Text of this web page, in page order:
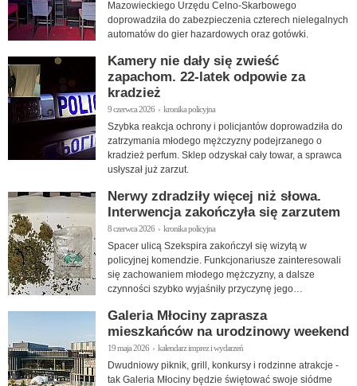
Mazowieckiego Urzędu Celno-Skarbowego
doprowadziła do zabezpieczenia czterech nielegalnych
automatów do gier hazardowych oraz gotówki.
Kamery nie dały się zwieść
zapachom. 22-latek odpowie za
kradzież
9 czerwca 2026 › kronika policyjna
Szybka reakcja ochrony i policjantów doprowadziła do
zatrzymania młodego mężczyzny podejrzanego o
kradzież perfum. Sklep odzyskał cały towar, a sprawca
usłyszał już zarzut.
Nerwy zdradziły więcej niż słowa.
Interwencja zakończyła się zarzutem
8 czerwca 2026 › kronika policyjna
Spacer ulicą Szekspira zakończył się wizytą w
policyjnej komendzie. Funkcjonariusze zainteresowali
się zachowaniem młodego mężczyzny, a dalsze
czynności szybko wyjaśniły przyczynę jego
Galeria Młociny zaprasza
mieszkańców na urodzinowy weekend
19 maja 2026 › kalendarz imprez i wydarzeń
Dwudniowy piknik, grill, konkursy i rodzinne atrakcje -
tak Galeria Młociny będzie świętować swoje siódme